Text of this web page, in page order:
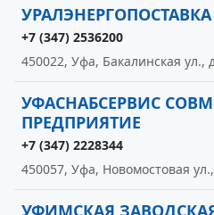
УРАЛЭНЕРГОПОСТАВКА
+7 (347) 2536200
450022, Уфа, Бакалинская ул.,
УФАСНАБСЕРВИС
ПРЕДПРИЯТИЕ
+7 (347) 2228344
450057, Уфа, Новомостовая
УФИМСКАЯ